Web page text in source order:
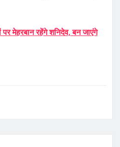
पर मेहरबान रहेंगे शनिदेव, बन जाएंगे